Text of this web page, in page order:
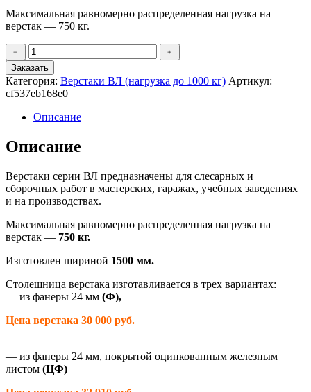
Максимальная равномерно распределенная нагрузка на
верстак — 750 кг.
Количество
товара
Верстак
ВЛ-150-
02ЦФ
﹣
﹢
Заказать
Категория: Верстаки ВЛ (нагрузка до 1000 кг) Артикул:
cf537eb168e0
Описание
Описание
Верстаки серии ВЛ предназначены для слесарных и
сборочных работ в мастерских, гаражах, учебных заведениях
и на производствах.
Максимальная равномерно распределенная нагрузка на
верстак — 750 кг.
Изготовлен шириной 1500 мм.
Столешница верстака изготавливается в трех вариантах:
— из фанеры 24 мм (Ф),
Цена верстака 30 000 руб.
— из фанеры 24 мм, покрытой оцинкованным железным
листом (ЦФ)